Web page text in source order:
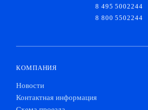
8 495 5002244
8 800 5502244
КОМПАНИЯ
Новости
Контактная информация